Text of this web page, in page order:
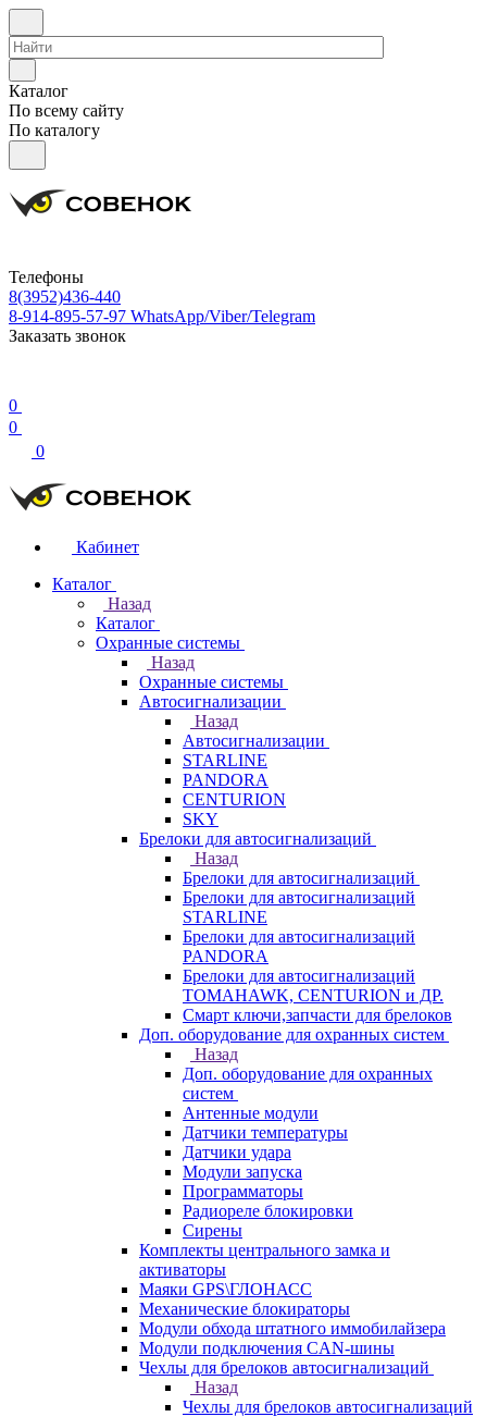
Каталог
По всему сайту
По каталогу
Телефоны
8(3952)436-440
8-914-895-57-97 WhatsApp/Viber/Telegram
Заказать звонок
0
0
0
Кабинет
Каталог
Назад
Каталог
Охранные системы
Назад
Охранные системы
Автосигнализации
Назад
Автосигнализации
STARLINE
PANDORA
CENTURION
SKY
Брелоки для автосигнализаций
Назад
Брелоки для автосигнализаций
Брелоки для автосигнализаций
STARLINE
Брелоки для автосигнализаций
PANDORA
Брелоки для автосигнализаций
TOMAHAWK, CENTURION и ДР.
Смарт ключи,запчасти для брелоков
Доп. оборудование для охранных систем
Назад
Доп. оборудование для охранных
систем
Антенные модули
Датчики температуры
Датчики удара
Модули запуска
Программаторы
Радиореле блокировки
Сирены
Комплекты центрального замка и
активаторы
Маяки GPS\ГЛОНАСС
Механические блокираторы
Модули обхода штатного иммобилайзера
Модули подключения CAN-шины
Чехлы для брелоков автосигнализаций
Назад
Чехлы для брелоков автосигнализаций